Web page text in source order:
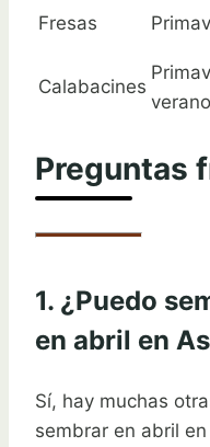
Fresas
Calabacines
verano
Preguntas
1. ¿Puedo
en abril en
Sí, hay muchas
sembrar en abril